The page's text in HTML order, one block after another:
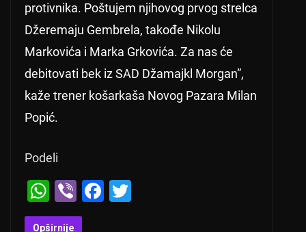
protivnika. Poštujem njihovog prvog strelca
Džeremaju Gembrela, takođe Nikolu
Markovića i Marka Grkovića. Za nas će
debitovati bek iz SAD Džamajkl Morgan”,
kaže trener košarkaša Novog Pazara Milan
Popić.
Podeli
W
h
Vi
b
F
Opširnije